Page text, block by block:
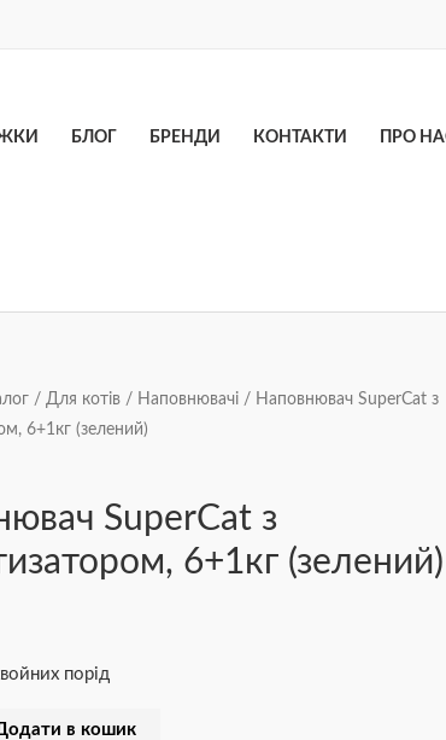
БЛОГ БРЕНДИ КОНТАКТИ ПРО
/ Для котів / Наповнювачі / Наповнювач SuperCat з
6+1кг (зелений)
SuperCat з
6+1кг (зелений)
порід
в кошик